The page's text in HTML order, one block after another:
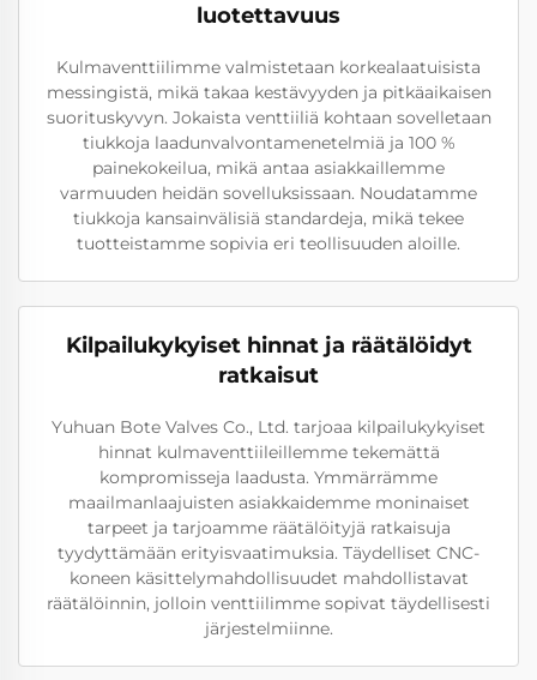
luotettavuus
Kulmaventtiilimme valmistetaan korkealaatuisista
messingistä, mikä takaa kestävyyden ja pitkäaikaisen
suorituskyvyn. Jokaista venttiiliä kohtaan sovelletaan
tiukkoja laadunvalvontamenetelmiä ja 100 %
painekokeilua, mikä antaa asiakkaillemme
varmuuden heidän sovelluksissaan. Noudatamme
tiukkoja kansainvälisiä standardeja, mikä tekee
tuotteistamme sopivia eri teollisuuden aloille.
Kilpailukykyiset hinnat ja räätälöidyt
ratkaisut
Yuhuan Bote Valves Co., Ltd. tarjoaa kilpailukykyiset
hinnat kulmaventtiileillemme tekemättä
kompromisseja laadusta. Ymmärrämme
maailmanlaajuisten asiakkaidemme moninaiset
tarpeet ja tarjoamme räätälöityjä ratkaisuja
tyydyttämään erityisvaatimuksia. Täydelliset CNC-
koneen käsittelymahdollisuudet mahdollistavat
räätälöinnin, jolloin venttiilimme sopivat täydellisesti
järjestelmiinne.